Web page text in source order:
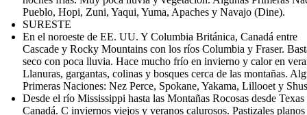
Pueblo, Hopi, Zuni, Yaqui, Yuma, Apaches y Navajo (Dine).
SURESTE
En el noroeste de EE. UU. Y Columbia Británica, Canadá entre
Cascade y Rocky Mountains con los ríos Columbia y Fraser.
seco con poca lluvia. Hace mucho frío en invierno y calor en
Llanuras, gargantas, colinas y bosques cerca de las montañas.
Primeras Naciones: Nez Perce, Spokane, Yakama, Lillooet y
Desde el río Mississippi hasta las Montañas Rocosas desde Texas
Canadá. C inviernos viejos y veranos calurosos. Pastizales